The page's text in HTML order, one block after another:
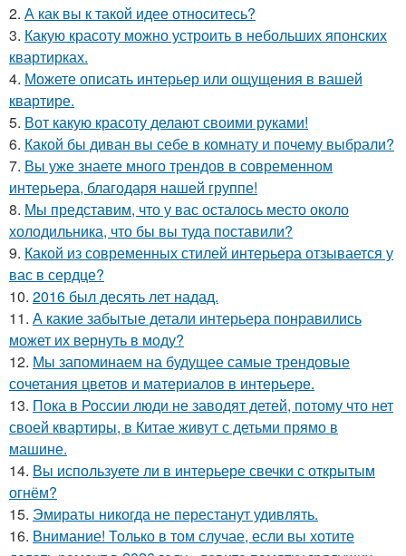
2. А как вы к такой идее относитесь?
3. Какую красоту можно устроить в небольших японских
квартирках.
4. Можете описать интерьер или ощущения в вашей
квартире.
5. Вот какую красоту делают своими руками!
6. Какой бы диван вы себе в комнату и почему выбрали?
7. Вы уже знаете много трендов в современном
интерьера, благодаря нашей группе!
8. Мы представим, что у вас осталось место около
холодильника, что бы вы туда поставили?
9. Какой из современных стилей интерьера отзывается у
вас в сердце?
10. 2016 был десять лет надад.
11. А какие забытые детали интерьера понравились
может их вернуть в моду?
12. Мы запоминаем на будущее самые трендовые
сочетания цветов и материалов в интерьере.
13. Пока в России люди не заводят детей, потому что нет
своей квартиры, в Китае живут с детьми прямо в
машине.
14. Вы используете ли в интерьере свечки с открытым
огнём?
15. Эмираты никогда не перестанут удивлять.
16. Внимание! Только в том случае, если вы хотите